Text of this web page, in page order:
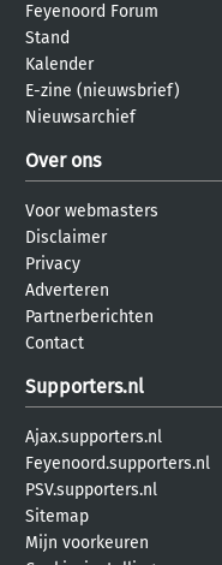
Feyenoord Forum
Stand
Kalender
E-zine (nieuwsbrief)
Nieuwsarchief
Over ons
Voor webmasters
Disclaimer
Privacy
Adverteren
Partnerberichten
Contact
Supporters.nl
Ajax.supporters.nl
Feyenoord.supporters.nl
PSV.supporters.nl
Sitemap
Mijn voorkeuren